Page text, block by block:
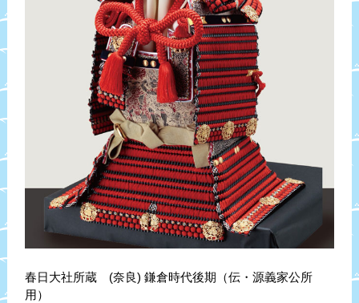
春日大社所蔵 (奈良) 鎌倉時代後期（伝・源義家公所
用）